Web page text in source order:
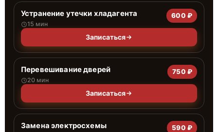
Устранение утечки хладагента
15 мин
600 ₽
Записаться
Перевешивание дверей
20 мин
750 ₽
Записаться
Замена электросхемы 590 ₽